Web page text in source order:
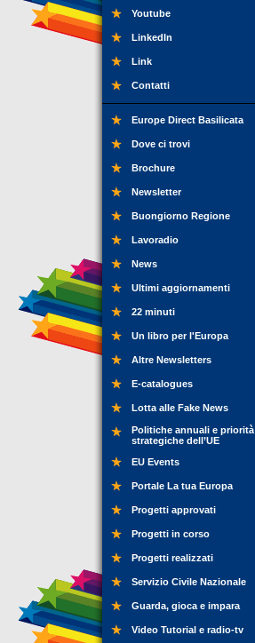
Youtube
LinkedIn
Link
Contatti
Europe Direct Basilicata
Dove ci trovi
Brochure
Newsletter
Buongiorno Regione
Lavoradio
News
Ultimi aggiornamenti
22 minuti
Un libro per l'Europa
Altre Newsletters
E-catalogues
Lotta alle Fake News
Politiche annuali e priorità
strategiche dell’UE
EU Events
Portale La tua Europa
Progetti approvati
Progetti in corso
Progetti realizzati
Servizio Civile Nazionale
Guarda, gioca e impara
Video Tutorial e radio-tv